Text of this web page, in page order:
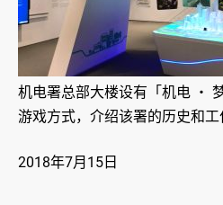
机电署总部大楼设有「机电 ‧
游戏方式，介绍该署的历史和工
2018年7月15日